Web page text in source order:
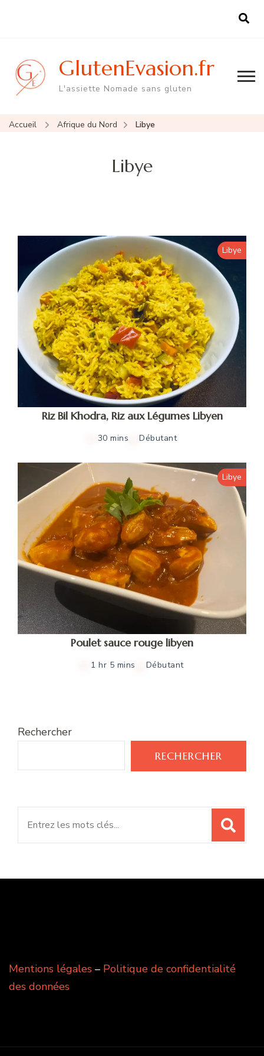
GlutenEvasion.fr
L'assiette Nomade sans gluten
Accueil Afrique du Nord Libye
Libye
Libye
Riz Bil Khodra, Riz aux Légumes Libyen
30 mins Débutant
Libye
Poulet sauce rouge libyen
1 hr 5 mins Débutant
Rechercher
RECHERCHER
Mentions légales – Politique de confidentialité
des données